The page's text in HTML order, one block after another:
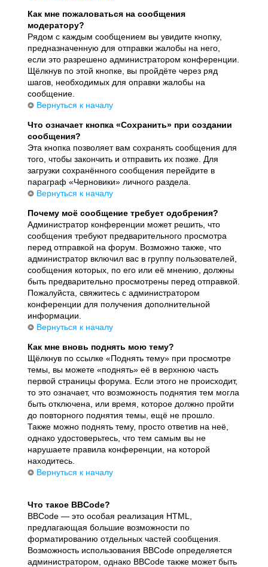
Как мне пожаловаться на сообщения
модератору?
Рядом с каждым сообщением вы увидите кнопку,
предназначенную для отправки жалобы на него,
если это разрешено администратором конференции.
Щёлкнув по этой кнопке, вы пройдёте через ряд
шагов, необходимых для оправки жалобы на
сообщение.
Вернуться к началу
Что означает кнопка «Сохранить» при создании
сообщения?
Эта кнопка позволяет вам сохранять сообщения для
того, чтобы закончить и отправить их позже. Для
загрузки сохранённого сообщения перейдите в
параграф «Черновики» личного раздела.
Вернуться к началу
Почему моё сообщение требует одобрения?
Администратор конференции может решить, что
сообщения требуют предварительного просмотра
перед отправкой на форум. Возможно также, что
администратор включил вас в группу пользователей,
сообщения которых, по его или её мнению, должны
быть предварительно просмотрены перед отправкой.
Пожалуйста, свяжитесь с администратором
конференции для получения дополнительной
информации.
Вернуться к началу
Как мне вновь поднять мою тему?
Щёлкнув по ссылке «Поднять тему» при просмотре
темы, вы можете «поднять» её в верхнюю часть
первой страницы форума. Если этого не происходит,
то это означает, что возможность поднятия тем могла
быть отключена, или время, которое должно пройти
до повторного поднятия темы, ещё не прошло.
Также можно поднять тему, просто ответив на неё,
однако удостоверьтесь, что тем самым вы не
нарушаете правила конференции, на которой
находитесь.
Вернуться к началу
Что такое BBCode?
BBCode — это особая реализация HTML,
предлагающая большие возможности по
форматированию отдельных частей сообщения.
Возможность использования BBCode определяется
администратором, однако BBCode также может быть